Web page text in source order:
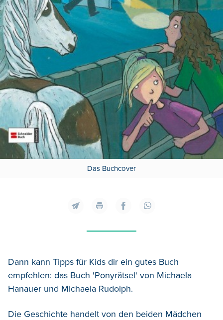
Das Buchcover
Dann kann Tipps für Kids dir ein gutes Buch
empfehlen: das Buch 'Ponyrätsel' von Michaela
Hanauer und Michaela Rudolph.
Die Geschichte handelt von den beiden Mädchen